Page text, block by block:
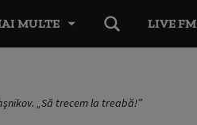
LIVE FM
MULTE
„Să trecem la treabă!”